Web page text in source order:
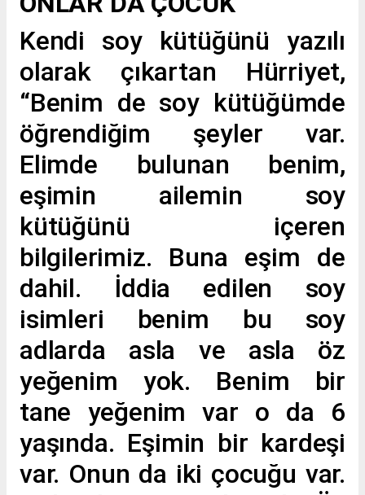
Kendi soy kütüğünü yazılı
olarak çıkartan Hürriyet,
“Benim de soy kütüğümde
öğrendiğim şeyler var.
Elimde bulunan benim,
eşimin ailemin soy
kütüğünü içeren
bilgilerimiz. Buna eşim de
dahil. İddia edilen soy
isimleri benim bu soy
adlarda asla ve asla öz
yeğenim yok. Benim bir
tane yeğenim var o da 6
yaşında. Eşimin bir kardeşi
var. Onun da iki çocuğu var.